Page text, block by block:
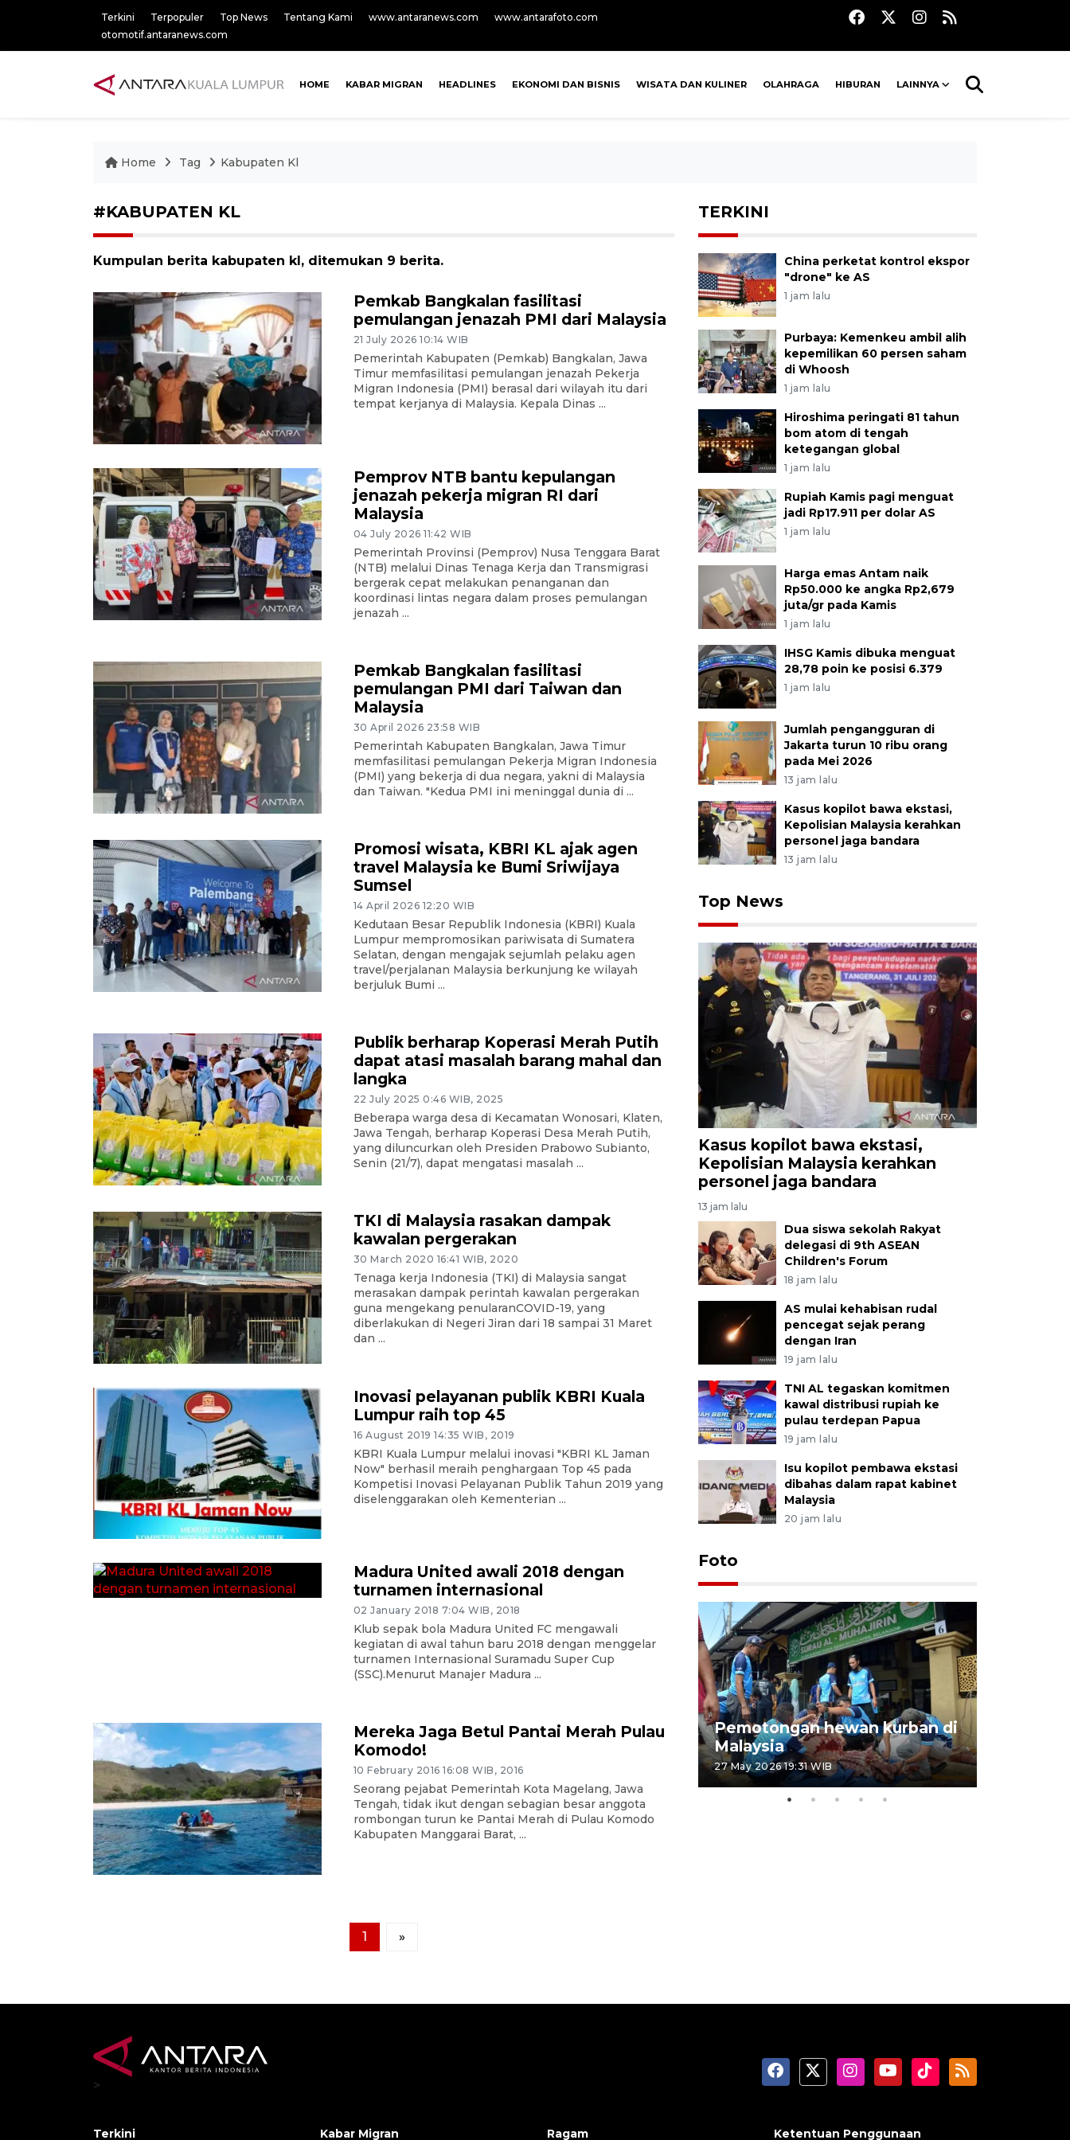
Terkini Terpopuler Top News Tentang Kami www.antaranews.com
www.antarafoto.com
otomotif.antaranews.com
HOME KABAR MIGRAN HEADLINES EKONOMI DAN BISNIS WISATA DAN KULINER OLAHRAGA HIBURAN LAINNYA
Home Tag Kabupaten Kl
#KABUPATEN KL
Kumpulan berita kabupaten kl, ditemukan 9 berita.
Pemkab Bangkalan fasilitasi
pemulangan jenazah PMI dari Malaysia
21 July 2026 10:14 WIB
Pemerintah Kabupaten (Pemkab) Bangkalan, Jawa
Timur memfasilitasi pemulangan jenazah Pekerja
Migran Indonesia (PMI) berasal dari wilayah itu dari
tempat kerjanya di Malaysia. Kepala Dinas ...
Pemprov NTB bantu kepulangan
jenazah pekerja migran RI dari
Malaysia
04 July 2026 11:42 WIB
Pemerintah Provinsi (Pemprov) Nusa Tenggara Barat
(NTB) melalui Dinas Tenaga Kerja dan Transmigrasi
bergerak cepat melakukan penanganan dan
koordinasi lintas negara dalam proses pemulangan
jenazah ...
Pemkab Bangkalan fasilitasi
pemulangan PMI dari Taiwan dan
Malaysia
30 April 2026 23:58 WIB
Pemerintah Kabupaten Bangkalan, Jawa Timur
memfasilitasi pemulangan Pekerja Migran Indonesia
(PMI) yang bekerja di dua negara, yakni di Malaysia
dan Taiwan. "Kedua PMI ini meninggal dunia di ...
Promosi wisata, KBRI KL ajak agen
travel Malaysia ke Bumi Sriwijaya
Sumsel
14 April 2026 12:20 WIB
Kedutaan Besar Republik Indonesia (KBRI) Kuala
Lumpur mempromosikan pariwisata di Sumatera
Selatan, dengan mengajak sejumlah pelaku agen
travel/perjalanan Malaysia berkunjung ke wilayah
berjuluk Bumi ...
Publik berharap Koperasi Merah Putih
dapat atasi masalah barang mahal dan
langka
22 July 2025 0:46 WIB, 2025
Beberapa warga desa di Kecamatan Wonosari, Klaten,
Jawa Tengah, berharap Koperasi Desa Merah Putih,
yang diluncurkan oleh Presiden Prabowo Subianto,
Senin (21/7), dapat mengatasi masalah ...
TKI di Malaysia rasakan dampak
kawalan pergerakan
30 March 2020 16:41 WIB, 2020
Tenaga kerja Indonesia (TKI) di Malaysia sangat
merasakan dampak perintah kawalan pergerakan
guna mengekang penularanCOVID-19, yang
diberlakukan di Negeri Jiran dari 18 sampai 31 Maret
dan ...
Inovasi pelayanan publik KBRI Kuala
Lumpur raih top 45
16 August 2019 14:35 WIB, 2019
KBRI Kuala Lumpur melalui inovasi "KBRI KL Jaman
Now" berhasil meraih penghargaan Top 45 pada
Kompetisi Inovasi Pelayanan Publik Tahun 2019 yang
diselenggarakan oleh Kementerian ...
Madura United awali 2018 dengan
turnamen internasional
02 January 2018 7:04 WIB, 2018
Klub sepak bola Madura United FC mengawali
kegiatan di awal tahun baru 2018 dengan menggelar
turnamen Internasional Suramadu Super Cup
(SSC).Menurut Manajer Madura ...
Mereka Jaga Betul Pantai Merah Pulau
Komodo!
10 February 2016 16:08 WIB, 2016
Seorang pejabat Pemerintah Kota Magelang, Jawa
Tengah, tidak ikut dengan sebagian besar anggota
rombongan turun ke Pantai Merah di Pulau Komodo
Kabupaten Manggarai Barat, ...
1 »
TERKINI
China perketat kontrol ekspor
"drone" ke AS
1 jam lalu
Purbaya: Kemenkeu ambil alih
kepemilikan 60 persen saham
di Whoosh
1 jam lalu
Hiroshima peringati 81 tahun
bom atom di tengah
ketegangan global
1 jam lalu
Rupiah Kamis pagi menguat
jadi Rp17.911 per dolar AS
1 jam lalu
Harga emas Antam naik
Rp50.000 ke angka Rp2,679
juta/gr pada Kamis
1 jam lalu
IHSG Kamis dibuka menguat
28,78 poin ke posisi 6.379
1 jam lalu
Jumlah pengangguran di
Jakarta turun 10 ribu orang
pada Mei 2026
13 jam lalu
Kasus kopilot bawa ekstasi,
Kepolisian Malaysia kerahkan
personel jaga bandara
13 jam lalu
Top News
Kasus kopilot bawa ekstasi,
Kepolisian Malaysia kerahkan
personel jaga bandara
13 jam lalu
Dua siswa sekolah Rakyat
delegasi di 9th ASEAN
Children's Forum
18 jam lalu
AS mulai kehabisan rudal
pencegat sejak perang
dengan Iran
19 jam lalu
TNI AL tegaskan komitmen
kawal distribusi rupiah ke
pulau terdepan Papua
19 jam lalu
Isu kopilot pembawa ekstasi
dibahas dalam rapat kabinet
Malaysia
20 jam lalu
Foto
Tarawih di Malaysia
19 February 2026 19:47 WIB
Pemotongan hewan kurban di
Malaysia
27 May 2026 19:31 WIB
>
Terkini Kabar Migran Ragam Ketentuan Penggunaan